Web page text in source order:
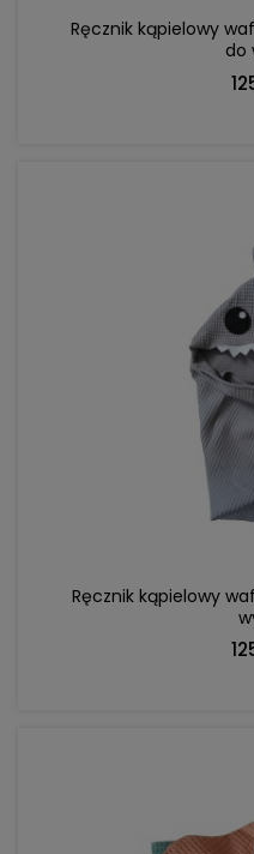
Ręcznik kąpielowy
do
Ręcznik kąpielowy